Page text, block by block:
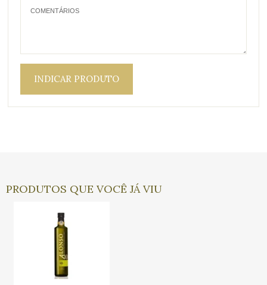
INDICAR PRODUTO
PRODUTOS QUE VOCÊ JÁ VIU